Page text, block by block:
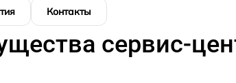
Контакты
сервис-